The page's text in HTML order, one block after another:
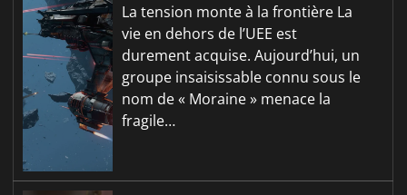
La tension monte à la frontière La
vie en dehors de l’UEE est
durement acquise. Aujourd’hui, un
groupe insaisissable connu sous le
nom de « Moraine » menace la
fragile…